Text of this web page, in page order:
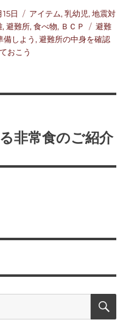
日
カ
テ
ゴ
リ
アイテム,乳幼児,地震対
,避難所,食べ物, ＢＣＰ
タ
グ
避難
備しよう ,避難所の中身を確認
おこう
非常食のご紹介
検